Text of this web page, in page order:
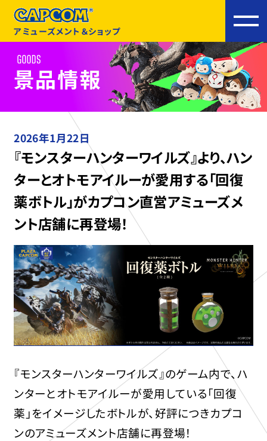
アミューズメント＆ショップ
2026年1月22日
『モンスターハンターワイルズ』より、ハン
ターとオトモアイルーが愛用する「回復
薬ボトル」がカプコン直営アミューズメ
ント店舗に再登場！
『モンスターハンターワイルズ』のゲーム内で、ハ
ンターとオトモアイルーが愛用している「回復
薬」をイメージしたボトルが、好評につきカプコ
ンのアミューズメント店舗に再登場！